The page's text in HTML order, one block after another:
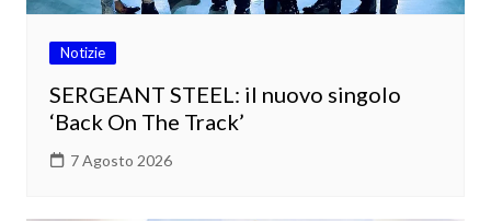
Notizie
SERGEANT STEEL: il nuovo singolo
‘Back On The Track’
7 Agosto 2026